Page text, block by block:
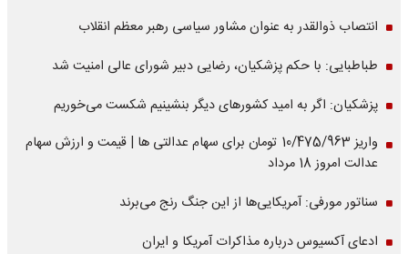
انتصاب ذوالقدر به عنوان مشاور سیاسی رهبر معظم انقلاب
طباطبایی: با حکم پزشکیان، رضایی دبیر شورای عالی امنیت شد
پزشکیان: اگر به امید کشورهای دیگر بنشینیم شکست می‌خوریم
واریز 10/475/963 تومان برای سهام عدالتی ها | قیمت و ارزش سهام
عدالت امروز 18 مرداد
سناتور مورفی: آمریکایی‌ها از این جنگ رنج می‌برند
ادعای آکسیوس درباره مذاکرات آمریکا و ایران